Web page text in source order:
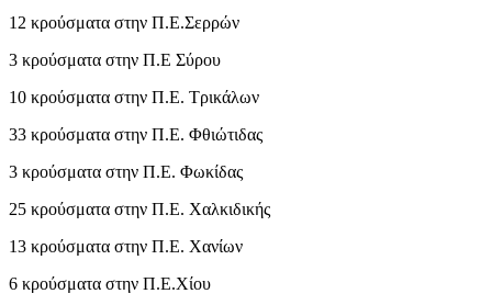
12 κρούσματα στην Π.Ε.Σερρών
3 κρούσματα στην Π.Ε Σύρου
10 κρούσματα στην Π.Ε. Τρικάλων
33 κρούσματα στην Π.Ε. Φθιώτιδας
3 κρούσματα στην Π.Ε. Φωκίδας
25 κρούσματα στην Π.Ε. Χαλκιδικής
13 κρούσματα στην Π.Ε. Χανίων
6 κρούσματα στην Π.Ε.Χίου